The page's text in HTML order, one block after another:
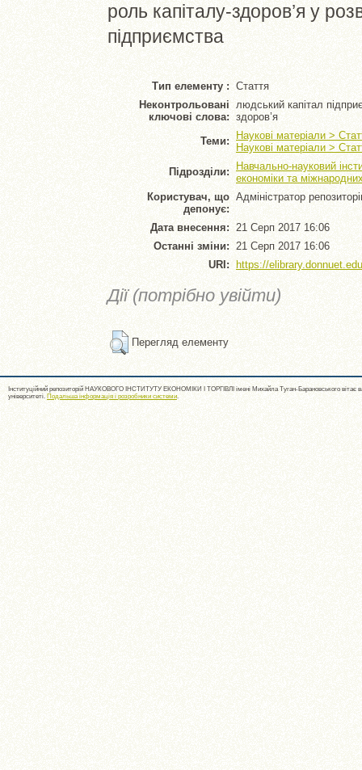
роль капіталу-здоров’я у
підприємства
Тип елементу : Стаття
Неконтрольовані
ключові слова:
людський капітал
здоров’я
Теми:
Наукові матеріали >
Наукові матеріали >
Підрозділи:
Навчально-науковий
економіки та
Користувач, що
депонує:
Адміністратор
Дата внесення: 21 Серп 2017 16:06
Останні зміни: 21 Серп 2017 16:06
URI:
https://
Дії (потрібно увійти)
Перегляд елементу
Інституційний репозиторій НАУКОВОГО ІНСТИТУТУ ЕКОНОМІКИ І ТОРГІВЛІ імені Михайла Туган-Барановського вітає
університеті. Подальша інформація і розробники системи